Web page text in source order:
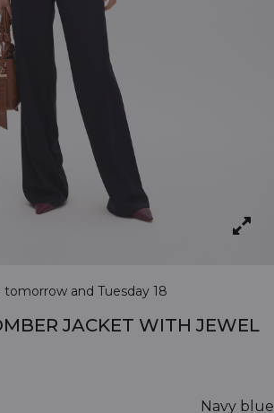
and Tuesday 18
JACKET WITH JEWEL
Navy blue